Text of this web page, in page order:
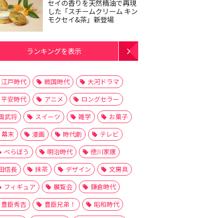
セイの香りを天然精油で再現
した「スチームクリーム キン
モクセイ&茶」新登場
ランキングを表示
江戸時代 戦国時代
大河ドラマ
平安時代
アニメ
ロングセラー
武将
スイーツ 雑学
お菓子
幕末
漫画 時代劇
テレビ
べらぼう
明治時代
徳川家康
信長
抹茶 デザイン
文房具
フィギュア
展覧会
鎌倉時代
豊臣秀吉
豊臣兄弟！
昭和時代